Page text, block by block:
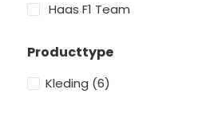
Haas F1 Team
Producttype
Kleding (6)